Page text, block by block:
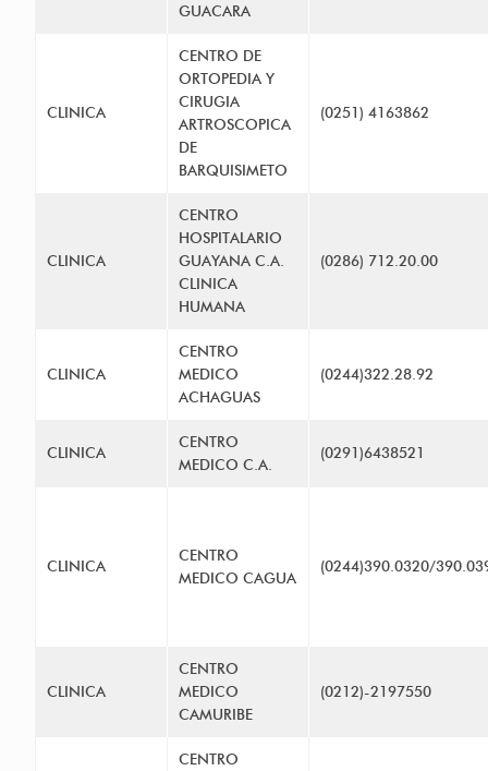
GUACARA
CLINICA
CENTRO DE
ORTOPEDIA Y
CIRUGIA
ARTROSCOPICA
DE
BARQUISIMETO
(0251) 4163862
CLINICA
CENTRO
HOSPITALARIO
GUAYANA C.A.
CLINICA
HUMANA
(0286) 712.20.00
CLINICA
CENTRO
MEDICO
ACHAGUAS
(0244)322.28.92
CLINICA
CENTRO
MEDICO C.A.
(0291)6438521
CLINICA
CENTRO
MEDICO CAGUA
(0244)390.0320/
CLINICA
CENTRO
MEDICO
CAMURIBE
(0212)-2197550
CENTRO